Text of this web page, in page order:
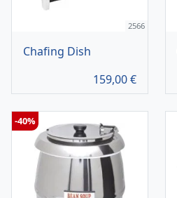
2566
Chafing Dish
159,00€
-40%